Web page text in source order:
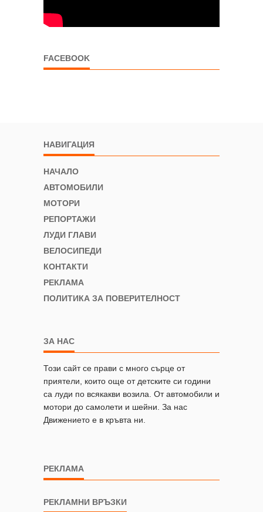
FACEBOOK
НАВИГАЦИЯ
НАЧАЛО
АВТОМОБИЛИ
МОТОРИ
РЕПОРТАЖИ
ЛУДИ ГЛАВИ
ВЕЛОСИПЕДИ
КОНТАКТИ
РЕКЛАМА
ПОЛИТИКА ЗА ПОВЕРИТЕЛНОСТ
ЗА НАС
Този сайт се прави с много сърце от
приятели, които още от детските си години
са луди по всякакви возила. От автомобили и
мотори до самолети и шейни. За нас
Движението е в кръвта ни.
РЕКЛАМА
РЕКЛАМНИ ВРЪЗКИ